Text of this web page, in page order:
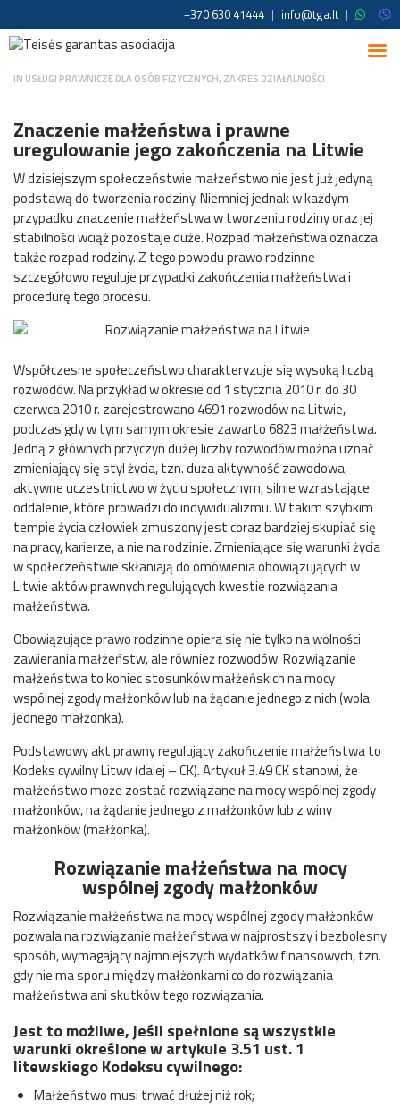
+370 630 41444 | info@tga.lt | |
IN USŁUGI PRAWNICZE DLA OSÓB FIZYCZNYCH, ZAKRES DZIAŁALNOŚCI
Znaczenie małżeństwa i prawne
uregulowanie jego zakończenia na Litwie
W dzisiejszym społeczeństwie małżeństwo nie jest już jedyną
podstawą do tworzenia rodziny. Niemniej jednak w każdym
przypadku znaczenie małżeństwa w tworzeniu rodziny oraz jej
stabilności wciąż pozostaje duże. Rozpad małżeństwa oznacza
także rozpad rodziny. Z tego powodu prawo rodzinne
szczegółowo reguluje przypadki zakończenia małżeństwa i
procedurę tego procesu.
Współczesne społeczeństwo charakteryzuje się wysoką liczbą
rozwodów. Na przykład w okresie od 1 stycznia 2010 r. do 30
czerwca 2010 r. zarejestrowano 4691 rozwodów na Litwie,
podczas gdy w tym samym okresie zawarto 6823 małżeństwa.
Jedną z głównych przyczyn dużej liczby rozwodów można uznać
zmieniający się styl życia, tzn. duża aktywność zawodowa,
aktywne uczestnictwo w życiu społecznym, silnie wzrastające
oddalenie, które prowadzi do indywidualizmu. W takim szybkim
tempie życia człowiek zmuszony jest coraz bardziej skupiać się
na pracy, karierze, a nie na rodzinie. Zmieniające się warunki życia
w społeczeństwie skłaniają do omówienia obowiązujących w
Litwie aktów prawnych regulujących kwestie rozwiązania
małżeństwa.
Obowiązujące prawo rodzinne opiera się nie tylko na wolności
zawierania małżeństw, ale również rozwodów. Rozwiązanie
małżeństwa to koniec stosunków małżeńskich na mocy
wspólnej zgody małżonków lub na żądanie jednego z nich (wola
jednego małżonka).
Podstawowy akt prawny regulujący zakończenie małżeństwa to
Kodeks cywilny Litwy (dalej – CK). Artykuł 3.49 CK stanowi, że
małżeństwo może zostać rozwiązane na mocy wspólnej zgody
małżonków, na żądanie jednego z małżonków lub z winy
małżonków (małżonka).
Rozwiązanie małżeństwa na mocy
wspólnej zgody małżonków
Rozwiązanie małżeństwa na mocy wspólnej zgody małżonków
pozwala na rozwiązanie małżeństwa w najprostszy i bezbolesny
sposób, wymagający najmniejszych wydatków finansowych, tzn.
gdy nie ma sporu między małżonkami co do rozwiązania
małżeństwa ani skutków tego rozwiązania.
Jest to możliwe, jeśli spełnione są wszystkie
warunki określone w artykule 3.51 ust. 1
litewskiego Kodeksu cywilnego:
Małżeństwo musi trwać dłużej niż rok;